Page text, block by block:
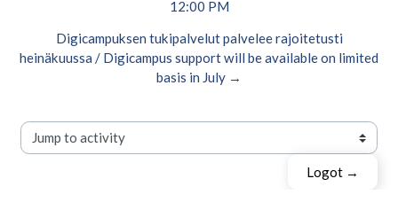
12:00 PM
Digicampuksen tukipalvelut palvelee rajoitetusti
heinäkuussa / Digicampus support will be available on limited
basis in July →
Jump to activity
Logot →